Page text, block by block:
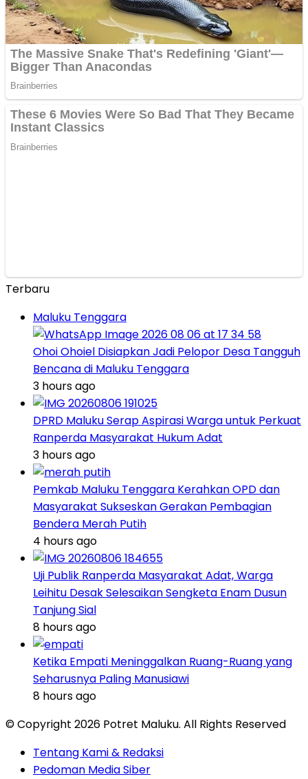
Terbaru
Maluku Tenggara
Ohoi Ohoiel Disiapkan Jadi Pelopor Desa Tangguh
Bencana di Maluku Tenggara
3 hours ago
DPRD Maluku Serap Aspirasi Warga untuk Perkuat
Ranperda Masyarakat Hukum Adat
3 hours ago
Pemkab Maluku Tenggara Kerahkan OPD dan
Masyarakat Sukseskan Gerakan Pembagian
Bendera Merah Putih
4 hours ago
Uji Publik Ranperda Masyarakat Adat, Warga
Leihitu Desak Selesaikan Sengketa Enam Dusun
Tanjung Sial
8 hours ago
Ketika Empati Meninggalkan Ruang-Ruang yang
Seharusnya Paling Manusiawi
8 hours ago
© Copyright 2026 Potret Maluku. All Rights Reserved
Tentang Kami & Redaksi
Pedoman Media Siber